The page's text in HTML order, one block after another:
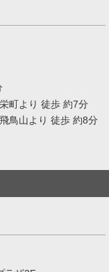
町より 徒歩 約7分
鳥山より 徒歩 約8分